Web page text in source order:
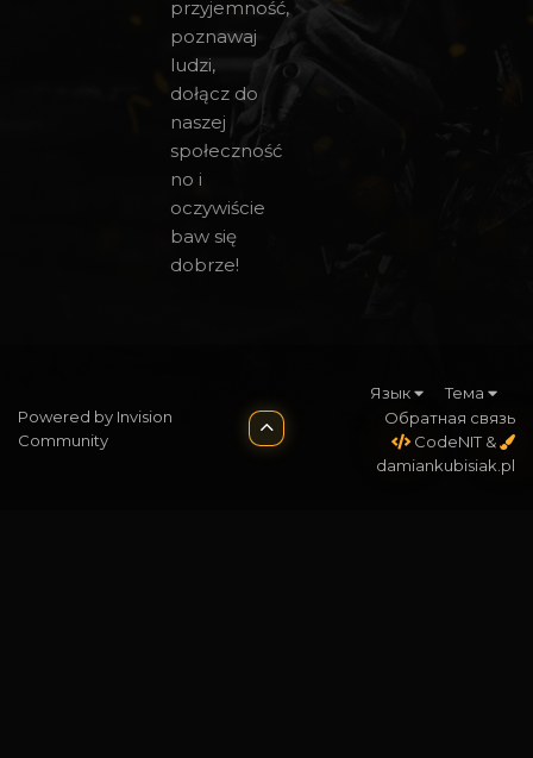
przyjemność,
poznawaj
ludzi,
dołącz do
naszej
społeczność
no i
oczywiście
baw się
dobrze!
Powered by Invision
Community
Язык
Тема
Обратная связь
CodeNIT &
damiankubisiak.pl